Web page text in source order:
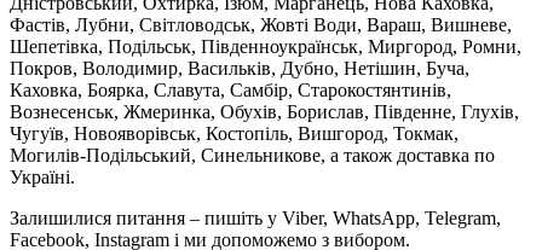
Фастів, Лубни, Світловодськ, Жовті Води, Вараш, Вишневе,
Шепетівка, Подільськ, Південноукраїнськ, Миргород, Ромни,
Покров, Володимир, Васильків, Дубно, Нетішин, Буча,
Каховка, Боярка, Славута, Самбір, Старокостянтинів,
Вознесенськ, Жмеринка, Обухів, Борислав, Південне, Глухів,
Чугуїв, Новояворівськ, Костопіль, Вишгород, Токмак,
Могилів-Подільський, Синельникове, а також доставка по
Україні.
Залишилися питання – пишіть у Viber, WhatsApp, Telegram,
Facebook, Instagram і ми допоможемо з вибором.